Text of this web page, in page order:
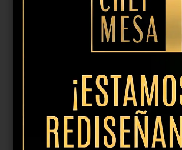
Productos